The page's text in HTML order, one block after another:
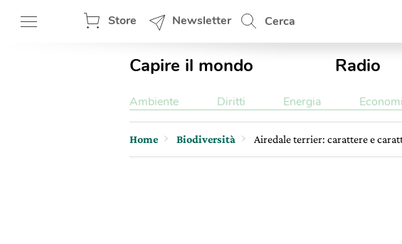
Store Newsletter Cerca
Capire il mondo Radio
Ambiente Diritti Energia
Home Biodiversità Airedale terrier: carattere e